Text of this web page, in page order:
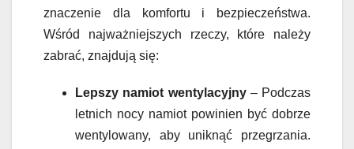
znaczenie dla komfortu i bezpieczeństwa.
Wśród najważniejszych rzeczy, które należy
zabrać, znajdują się:
Lepszy namiot wentylacyjny– Podczas
letnich nocy namiot powinien być dobrze
wentylowany, aby uniknąć przegrzania.